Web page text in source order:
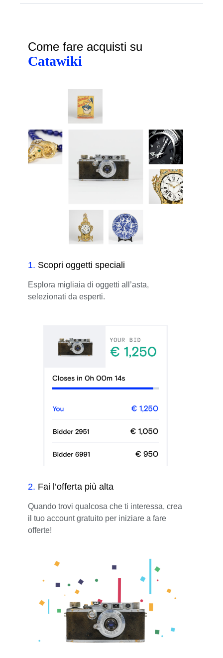
Come fare acquisti su
Catawiki
1. Scopri oggetti speciali
Esplora migliaia di oggetti all’asta,
selezionati da esperti.
2. Fai l’offerta più alta
Quando trovi qualcosa che ti interessa, crea
il tuo account gratuito per iniziare a fare
offerte!